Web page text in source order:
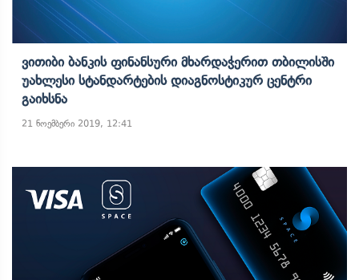
Ვითიბი Ბანკის Ფინანსური Მხარდაჭერით Თბილისში
Უახლესი Სტანდარტების Დიაგნოსტიკურ Ცენტრი
Გაიხსნა
21 ნოემბერი 2019, 12:41